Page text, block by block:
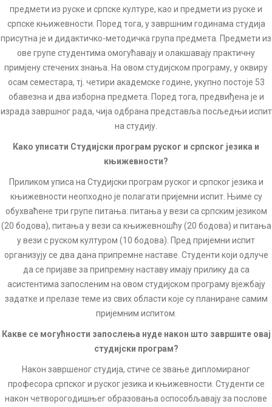
предмети из руске и српске културе, као и предмети из руске и
српске књижевности. Поред тога, у завршним годинама студија
присутна је и дидактичко-методичка група предмета. Предмети из
ове групе студентима омогућавају и олакшавају практичну
примјену стечених знања. На овом студијском програму, у оквиру
осам семестара, тј. четири академске године, укупно постоје 53
обавезна и два изборна предмета. Поред тога, предвиђена је и
израда завршног рада, чија одбрана представља посљедњи испит
на студију.
Како уписати Студијски програм руског и српског језика и
књижевности?
Приликом уписа на Студијски програм руског и српског језика и
књижевности неопходно је полагати пријемни испит. Њиме су
обухваћене три групе питања: питања у вези са српским језиком
(20 бодова), питања у вези са књижевношћу (20 бодова) и питања
у вези с руском културом (10 бодова). Пред пријемни испит
организују се два дана припремне наставе. Студенти који одлуче
да се пријаве за припремну наставу имају прилику да са
асистентима запосленим на овом студијском програму вјежбају
задатке и прелазе теме из свих области које су планиране самим
пријемним испитом.
Какве се могућности запослења нуде након што завршите овај
студијски програм?
Након завршеног студија, стиче се звање дипломираног
професора српског и руског језика и књижевности. Студенти се
након четворогодишњег образовања оспособљавају за послове